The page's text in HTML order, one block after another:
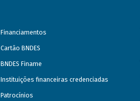
Financiamentos
Cartão BNDES
BNDES Finame
Instituições financeiras credenciadas
Patrocínios